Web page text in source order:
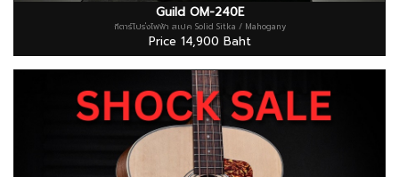
Guild OM-240E
กีตาร์โปร่งไฟฟ้า สเปค Solid Sitka / Mahogany
Price 14,900 Baht